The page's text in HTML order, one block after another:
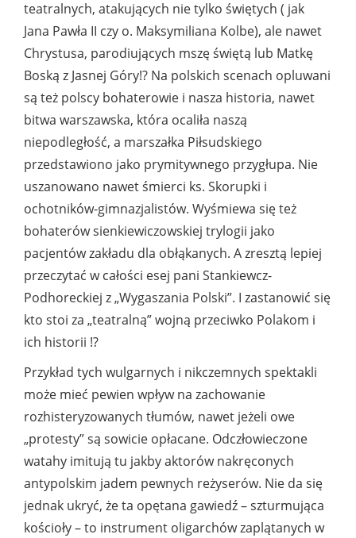
teatralnych, atakujących nie tylko świętych ( jak
Jana Pawła II czy o. Maksymiliana Kolbe), ale nawet
Chrystusa, parodiujących mszę świętą lub Matkę
Boską z Jasnej Góry!? Na polskich scenach opluwani
są też polscy bohaterowie i nasza historia, nawet
bitwa warszawska, która ocaliła naszą
niepodległość, a marszałka Piłsudskiego
przedstawiono jako prymitywnego przygłupa. Nie
uszanowano nawet śmierci ks. Skorupki i
ochotników-gimnazjalistów. Wyśmiewa się też
bohaterów sienkiewiczowskiej trylogii jako
pacjentów zakładu dla obłąkanych. A zresztą lepiej
przeczytać w całości esej pani Stankiewcz-
Podhoreckiej z „Wygaszania Polski”. I zastanowić się
kto stoi za „teatralną” wojną przeciwko Polakom i
ich historii !?
Przykład tych wulgarnych i nikczemnych spektakli
może mieć pewien wpływ na zachowanie
rozhisteryzowanych tłumów, nawet jeżeli owe
„protesty” są sowicie opłacane. Odczłowieczone
watahy imitują tu jakby aktorów nakręconych
antypolskim jadem pewnych reżyserów. Nie da się
jednak ukryć, że ta opętana gawiedź – szturmująca
kościoły – to instrument oligarchów zaplątanych w